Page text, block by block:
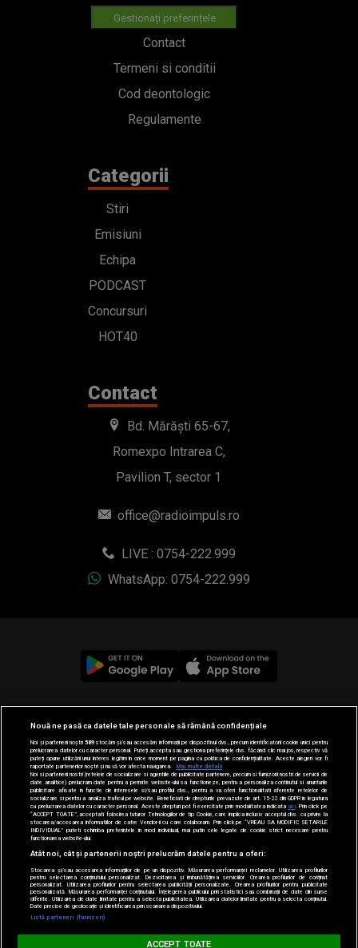
Gestionați preferințele
Contact
Termeni si conditii
Cod deontologic
Regulamente
Categorii
Stiri
Emisiuni
Echipa
PODCAST
Concursuri
HOT40
Contact
Bd. Mărăști 65-67,
Romexpo Intrarea C,
Pavilion T, sector 1
office@radioimpuls.ro
LIVE : 0754-222.999
WhatsApp: 0754-222.999
© 2019-2026 DOGAN MEDIA INTERNATIONAL SA, Toate
drepturile rezervate.
MUSIC NON STOP
Nouă ne pasă ca datele tale personale să rămână confidențiale
Noi și partenerii noștri589stocăm și/sau accesăm informații pe dispozitivul dvs., precum identificatorii cookie unici pentru
prelucrarea datelor cu caracter personal. Puteți accepta sau gestiona preferințele dvs. făcând clic mai jos, respectiv vă
puteți opune utilizării unui interes legitim în orice moment pe pagina cu politica de confidențialitate. Aceste alegeri vor fi
raportate partenerilor noștri și nu vă vor afecta navigarea.
Mai multe detalii
Noi si partenerii nostri (retelele de socializare si agentiile de publicitate partenere, precum si furnizorii nostri de servicii de
date analitice) prelucram date pentru a permite website-ului sa functioneze, pentru a personaliza continutul si anunturile
publicitare afisate in functie de interesele si/sau profilul dvs., pentru a va oferi functionalitati aferente retelelor de
socializare si pentru a analiza traficul pe website. Beneficiati de drepturile prevazute de art. 15-22 din GDPR in legatura
cu prelucrarea datelor cu caracter personal. Aceste drepturi pot fi exercitate prin modalitatea indicataaici . Prin click pe
“ACCEPT TOATE”, acceptati folosirea tuturor Tehnologiilor de tip Cookie, care implica inclusiv acceptul dvs. cu privire la
stocarea/accesarea informatiilor de catre Vendor-ii cu care colaboram. Prin click pe “VREAU SA MODIFIC SETARILE
INDIVIDUAL” puteti schimba preferintele in mod individual, mai putin cele legate de cookie strict necesare pentru
functionarea website-ului.
Atât noi, cât și partenerii noștri prelucrăm datele pentru a oferi:
Stocarea și/sau accesarea informațiilor de pe un dispozitiv. Măsurarea performanței reclamelor. Utilizarea profilurilor
pentru selectarea conținutului personalizat. Dezvoltarea și îmbunătățirea serviciilor. Crearea profilurilor de conținut
personalizat. Utilizarea profilurilor pentru selectarea publicității personalizate. Crearea profilurilor pentru publicitate
personalizată. Măsurarea performanței conținutului. Înțelegerea publicului prin statistici sau combinații de date din surse
diferite. Utilizarea de date limitate pentru a selecta publicitatea. Utilizarea datelor limitate pentru a selecta conținutul.
Date precise de geolocație și identificarea prin scanarea dispozitivului.
Listă parteneri (furnizori)
ACCEPT TOATE